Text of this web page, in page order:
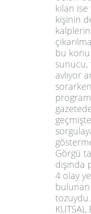
kılan
kişinin
bu konu
sunucu,
avlıyor
sorarken
Görgü
4 olay
bulunan
tozuydu.
KUTSAL